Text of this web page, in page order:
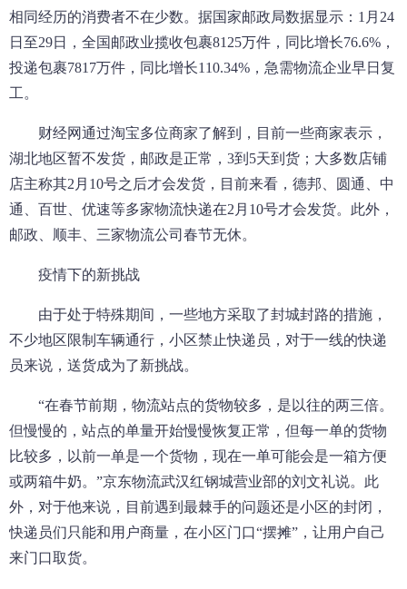
相同经历的消费者不在少数。据国家邮政局数据显示：1月24
日至29日，全国邮政业揽收包裹8125万件，同比增长76.6%，
投递包裹7817万件，同比增长110.34%，急需物流企业早日复
工。
财经网通过淘宝多位商家了解到，目前一些商家表示，
湖北地区暂不发货，邮政是正常，3到5天到货；大多数店铺
店主称其2月10号之后才会发货，目前来看，德邦、圆通、中
通、百世、优速等多家物流快递在2月10号才会发货。此外，
邮政、顺丰、三家物流公司春节无休。
疫情下的新挑战
由于处于特殊期间，一些地方采取了封城封路的措施，
不少地区限制车辆通行，小区禁止快递员，对于一线的快递
员来说，送货成为了新挑战。
“在春节前期，物流站点的货物较多，是以往的两三倍。
但慢慢的，站点的单量开始慢慢恢复正常，但每一单的货物
比较多，以前一单是一个货物，现在一单可能会是一箱方便
或两箱牛奶。”京东物流武汉红钢城营业部的刘文礼说。此
外，对于他来说，目前遇到最棘手的问题还是小区的封闭，
快递员们只能和用户商量，在小区门口“摆摊”，让用户自己
来门口取货。